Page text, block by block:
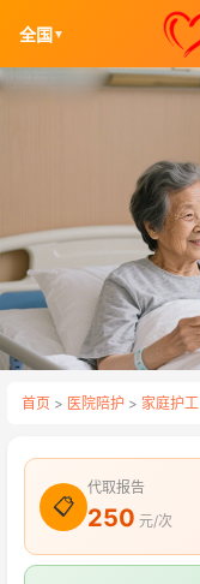
全国 ▼
首页 > 医院陪护 > 家庭护工
📋
代取报告
250 元/次